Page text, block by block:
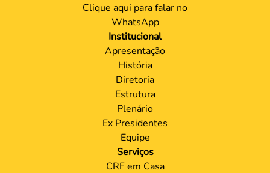
Clique aqui para falar no
WhatsApp
Institucional
Apresentação
História
Diretoria
Estrutura
Plenário
Ex Presidentes
Equipe
Serviços
CRF em Casa